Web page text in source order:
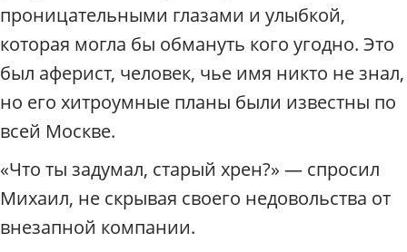
проницательными глазами и улыбкой,
которая могла бы обмануть кого угодно. Это
был аферист, человек, чье имя никто не знал,
но его хитроумные планы были известны по
всей Москве.
«Что ты задумал, старый хрен?» — спросил
Михаил, не скрывая своего недовольства от
внезапной компании.